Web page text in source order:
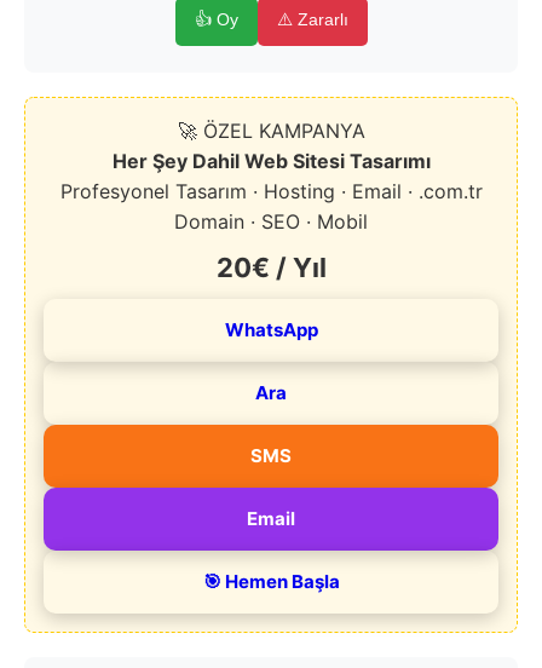
👍 Oy ⚠️ Zararlı
🚀 ÖZEL KAMPANYA
Her Şey Dahil Web Sitesi Tasarımı
Profesyonel Tasarım · Hosting · Email · .com.tr
Domain · SEO · Mobil
20€ / Yıl
WhatsApp
Ara
SMS
Email
🎯 Hemen Başla